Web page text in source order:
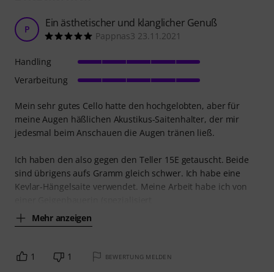
P Ein ästhetischer und klanglicher Genuß
Pappnas3 23.11.2021
Mein sehr gutes Cello hatte den hochgelobten, aber für
meine Augen häßlichen Akustikus-Saitenhalter, der mir
jedesmal beim Anschauen die Augen tränen ließ.
Ich haben den also gegen den Teller 15E getauscht. Beide
sind übrigens aufs Gramm gleich schwer. Ich habe eine
Kevlar-Hängelsaite verwendet. Meine Arbeit habe ich von
Mehr anzeigen
Handling
Verarbeitung
1 1 BEWERTUNG MELDEN